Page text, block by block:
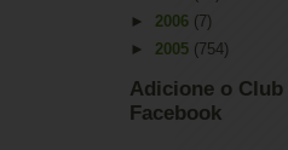
► 2006 (7)
► 2005 (754)
Adicione o
Facebook